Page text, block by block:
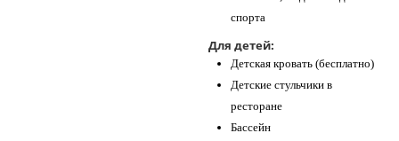
спорта
Для детей:
Детская кровать (бесплатно)
Детские стульчики в
ресторане
Бассейн